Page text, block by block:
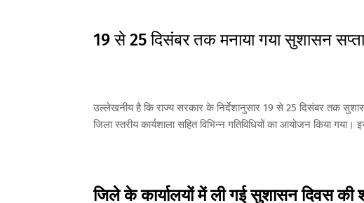
19 से 25 दिसंबर तक मनाया गया सुशासन
उल्लेखनीय है कि राज्य सरकार के निर्देशानुसार 19 से 25 दिसंबर तक
जिला स्तरीय कार्यशाला सहित विभिन्न गतिविधियों का आयोजन किया
जिले के कार्यालयों में ली गई सुशासन दिवस की